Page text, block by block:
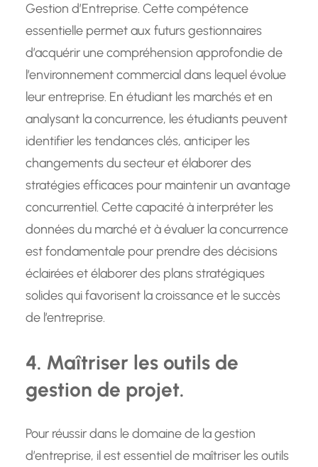
Gestion d’Entreprise. Cette compétence
essentielle permet aux futurs gestionnaires
d’acquérir une compréhension approfondie de
l’environnement commercial dans lequel évolue
leur entreprise. En étudiant les marchés et en
analysant la concurrence, les étudiants peuvent
identifier les tendances clés, anticiper les
changements du secteur et élaborer des
stratégies efficaces pour maintenir un avantage
concurrentiel. Cette capacité à interpréter les
données du marché et à évaluer la concurrence
est fondamentale pour prendre des décisions
éclairées et élaborer des plans stratégiques
solides qui favorisent la croissance et le succès
de l’entreprise.
4. Maîtriser les outils de
gestion de projet.
Pour réussir dans le domaine de la gestion
d’entreprise, il est essentiel de maîtriser les outils